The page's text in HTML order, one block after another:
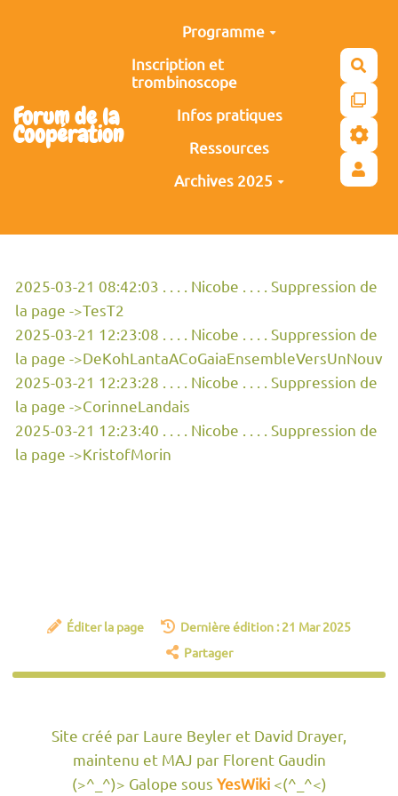
Forum de la
Coopération
Programme
Inscription et
trombinoscope
Infos pratiques
Ressources
Archives 2025
2025-03-21 08:42:03 . . . . Nicobe . . . . Suppression de
la page ->TesT2
2025-03-21 12:23:08 . . . . Nicobe . . . . Suppression de
la page ->DeKohLantaACoGaiaEnsembleVersUnNouv
2025-03-21 12:23:28 . . . . Nicobe . . . . Suppression de
la page ->CorinneLandais
2025-03-21 12:23:40 . . . . Nicobe . . . . Suppression de
la page ->KristofMorin
Éditer la page
Dernière édition : 21 Mar 2025
Partager
Site créé par Laure Beyler et David Drayer,
maintenu et MAJ par Florent Gaudin
(>^_^)> Galope sous YesWiki<(^_^<)